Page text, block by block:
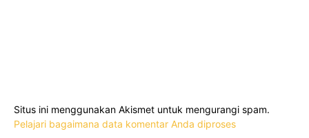
Situs ini menggunakan Akismet untuk mengurangi spam.
Pelajari bagaimana data komentar Anda diproses